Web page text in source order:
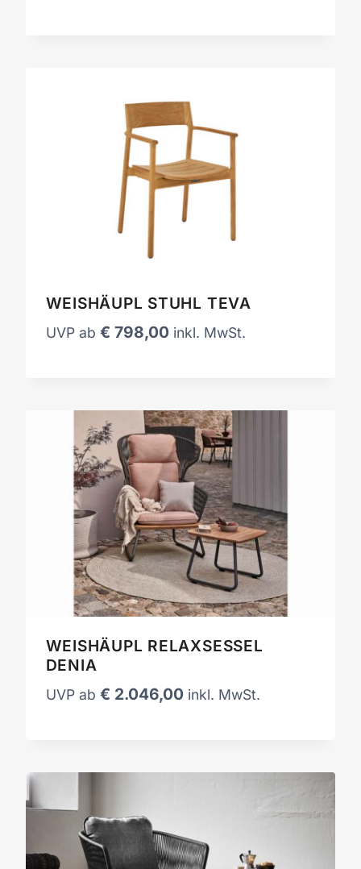
WEISHÄUPL STUHL TEVA
UVP ab € 798,00 inkl. MwSt.
WEISHÄUPL RELAXSESSEL
DENIA
UVP ab € 2.046,00 inkl. MwSt.